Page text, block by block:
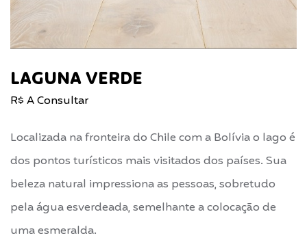
LAGUNA VERDE
R$ A Consultar
Localizada na fronteira do Chile com a Bolívia o lago é
dos pontos turísticos mais visitados dos países. Sua
beleza natural impressiona as pessoas, sobretudo
pela água esverdeada, semelhante a colocação de
uma esmeralda.